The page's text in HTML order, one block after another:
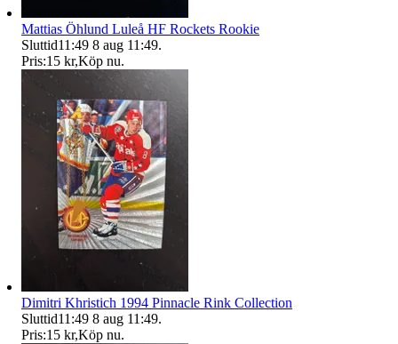
Mattias Öhlund Luleå HF Rockets Rookie
Sluttid11:49 8 aug 11:49.
Pris:15 kr,Köp nu.
Dimitri Khristich 1994 Pinnacle Rink Collection
Sluttid11:49 8 aug 11:49.
Pris:15 kr,Köp nu.